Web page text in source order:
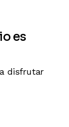
es
disfrutar